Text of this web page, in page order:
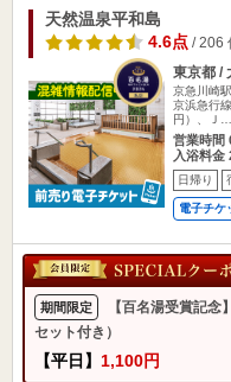
天然温泉平和島
4.6点/ 206
東京都 /
京急川崎
京浜急行
円）、Ｊ…
営業時間
入浴料金
日帰り
電子チケ
期間限定
【百名湯受賞記
セット付き）
【平日】 1,100円